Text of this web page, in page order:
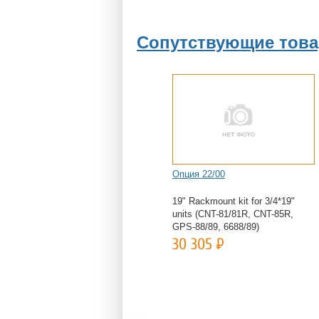
Сопутствующие
Опция 22/00
19" Rackmount kit for 3/4*19"
units (CNT-81/81R, CNT-85R,
GPS-88/89, 6688/89)
30 305Р